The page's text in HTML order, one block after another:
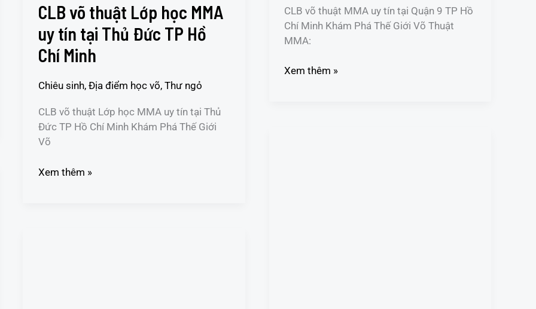
CLB võ thuật MMA uy tín tại Quận 9 TP Hồ
Chí Minh Khám Phá Thế Giới Võ Thuật
MMA:
Xem thêm »
CLB võ thuật Lớp học MMA
uy tín tại Thủ Đức TP Hồ
Chí Minh
Chiêu sinh, Địa điểm học võ, Thư ngỏ
CLB võ thuật Lớp học MMA uy tín tại Thủ
Đức TP Hồ Chí Minh Khám Phá Thế Giới
Võ
Đức
Hồ
Chí
Xem thêm »